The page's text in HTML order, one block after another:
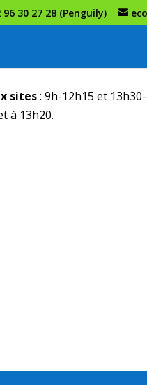
30 27 28 (Penguily)
sites: 9h-12h15 et
à 13h20.